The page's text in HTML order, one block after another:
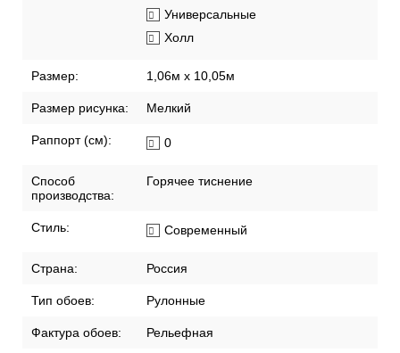
Универсальные
Холл
Размер: 1,06м х 10,05м
Размер рисунка: Мелкий
Раппорт (см): 0
Способ
производства:
Горячее тиснение
Стиль: Современный
Страна: Россия
Тип обоев: Рулонные
Фактура обоев: Рельефная